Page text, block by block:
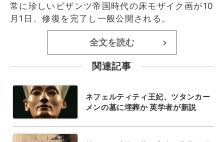
常に珍しいビザンツ帝国時代の床モザイク画が10
月1日、修復を完了し一般公開される。
全文を読む >
関連記事
ネフェルティティ王妃、ツタンカー
メンの墓に埋葬か 英学者が新説